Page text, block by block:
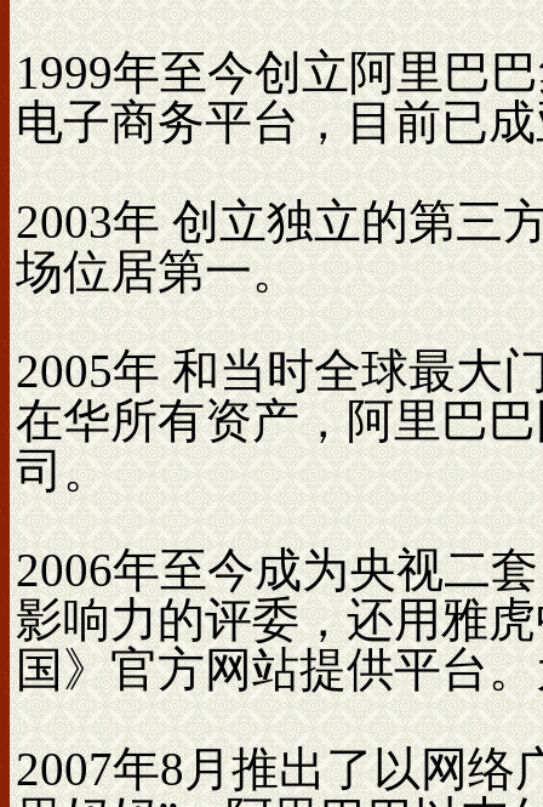
1999年至今创立阿里巴
电子商务平台，目前已
2003年 创立独立的第三
场位居第一。
2005年 和当时全球最大
在华所有资产，阿里巴
司。
2006年至今成为央视二
影响力的评委，还用雅
国》官方网站提供平台
2007年8月推出了以网络